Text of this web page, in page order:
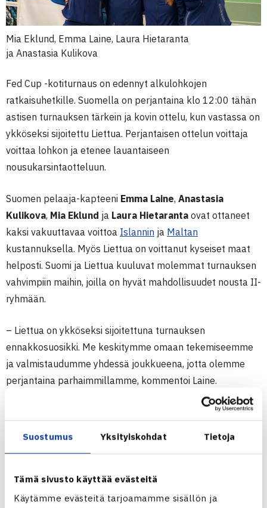
Suostumus Yksityiskohdat Tietoja
Tämä sivusto käyttää evästeitä
Käytämme evästeitä tarjoamamme sisällön ja
Mia Eklund, Emma Laine, Laura Hietaranta
ja Anastasia Kulikova
Fed Cup -kotiturnaus on edennyt alkulohkojen
ratkaisuhetkille. Suomella on perjantaina klo 12:00 tähän
astisen turnauksen tärkein ja kovin ottelu, kun vastassa on
ykköseksi sijoitettu Liettua. Perjantaisen ottelun voittaja
voittaa lohkon ja etenee lauantaiseen
nousukarsintaotteluun.
Suomen pelaaja-kapteeni Emma Laine, Anastasia
Kulikova, Mia Eklund ja Laura Hietaranta ovat ottaneet
kaksi vakuuttavaa voittoa Islannin ja Maltan
kustannuksella. Myös Liettua on voittanut kyseiset maat
helposti. Suomi ja Liettua kuuluvat molemmat turnauksen
vahvimpiin maihin, joilla on hyvät mahdollisuudet nousta II-
ryhmään.
– Liettua on ykköseksi sijoitettuna turnauksen
ennakkosuosikki. Me keskitymme omaan tekemiseemme
ja valmistaudumme yhdessä joukkueena, jotta olemme
perjantaina parhaimmillamme, kommentoi Laine.
Joana Eidukonyte(WTA-
sekä kapteeni
. Liettuan
Eidukonyte ja 17-vuotias kakkospelaaja Daujotaite.